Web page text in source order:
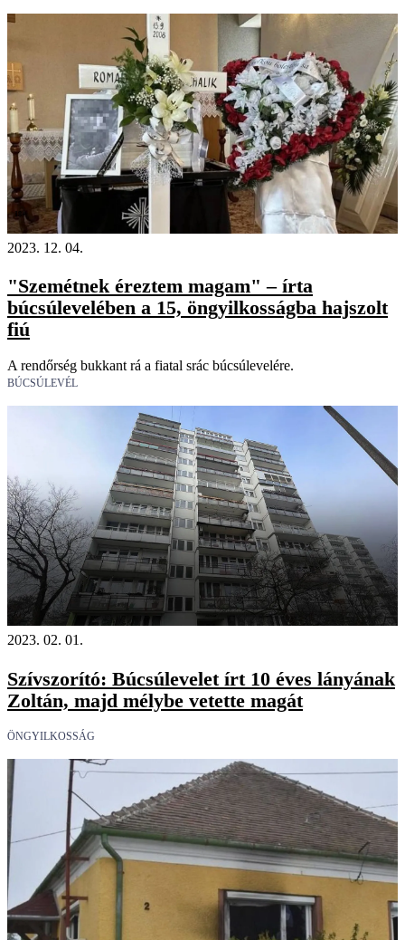
18+
2023. 12. 04.
"Szemétnek éreztem magam" – írta
búcsúlevelében a 15, öngyilkosságba hajszolt
fiú
A rendőrség bukkant rá a fiatal srác búcsúlevelére.
BÚCSÚLEVÉL
2023. 02. 01.
Szívszorító: Búcsúlevelet írt 10 éves lányának
Zoltán, majd mélybe vetette magát
ÖNGYILKOSSÁG